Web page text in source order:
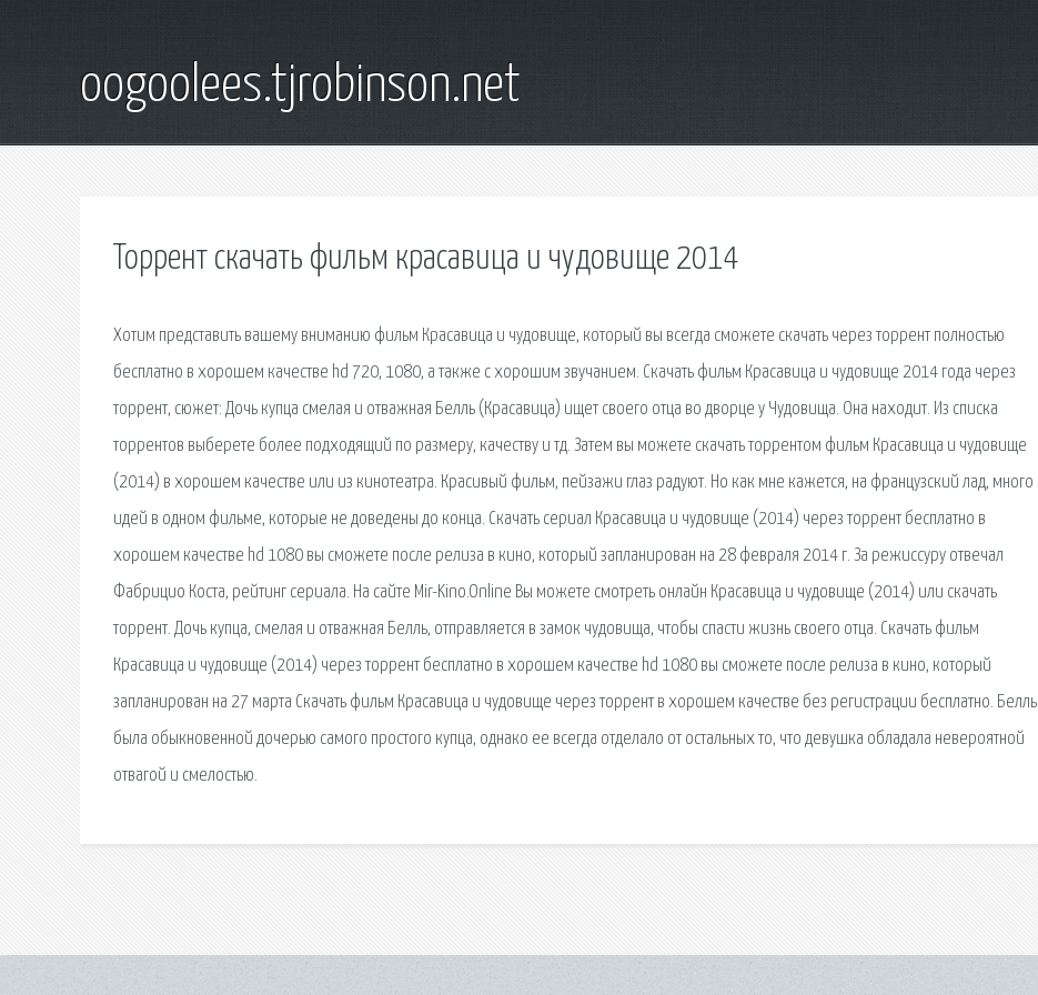
oogoolees.tjrobinson.net
Торрент скачать фильм красавица и чудовище 2014
Хотим представить вашему вниманию фильм Красавица и чудовище, который вы всегда сможете скачать через торрент полностью
бесплатно в хорошем качестве hd 720, 1080, а также с хорошим звучанием. Скачать фильм Красавица и чудовище 2014 года через
торрент, сюжет: Дочь купца смелая и отважная Белль (Красавица) ищет своего отца во дворце у Чудовища. Она находит. Из списка
торрентов выберете более подходящий по размеру, качеству и тд. Затем вы можете скачать торрентом фильм Красавица и чудовище
(2014) в хорошем качестве или из кинотеатра. Красивый фильм, пейзажи глаз радуют. Но как мне кажется, на французский лад, много
идей в одном фильме, которые не доведены до конца. Скачать сериал Красавица и чудовище (2014) через торрент бесплатно в
хорошем качестве hd 1080 вы сможете после релиза в кино, который запланирован на 28 февраля 2014 г. За режиссуру отвечал
Фабрицио Коста, рейтинг сериала. На сайте Mir-Kino.Online Вы можете смотреть онлайн Красавица и чудовище (2014) или скачать
торрент. Дочь купца, смелая и отважная Белль, отправляется в замок чудовища, чтобы спасти жизнь своего отца. Скачать фильм
Красавица и чудовище (2014) через торрент бесплатно в хорошем качестве hd 1080 вы сможете после релиза в кино, который
запланирован на 27 марта Скачать фильм Красавица и чудовище через торрент в хорошем качестве без регистрации бесплатно. Белль
была обыкновенной дочерью самого простого купца, однако ее всегда отделало от остальных то, что девушка обладала невероятной
отвагой и смелостью.